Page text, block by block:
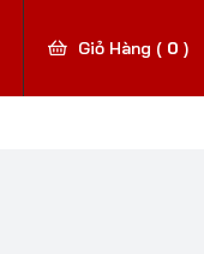
Giỏ Hàng ( 0 )